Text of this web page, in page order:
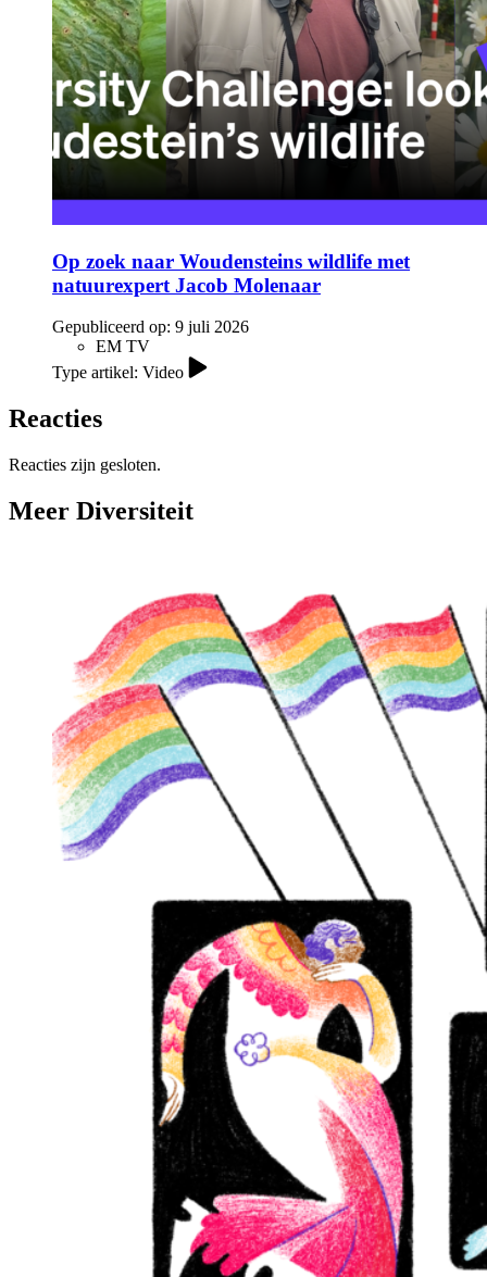
Op zoek naar Woudensteins wildlife met
natuurexpert Jacob Molenaar
Gepubliceerd op: 9 juli 2026
EM TV
Type artikel: Video
Reacties
Reacties zijn gesloten.
Meer Diversiteit